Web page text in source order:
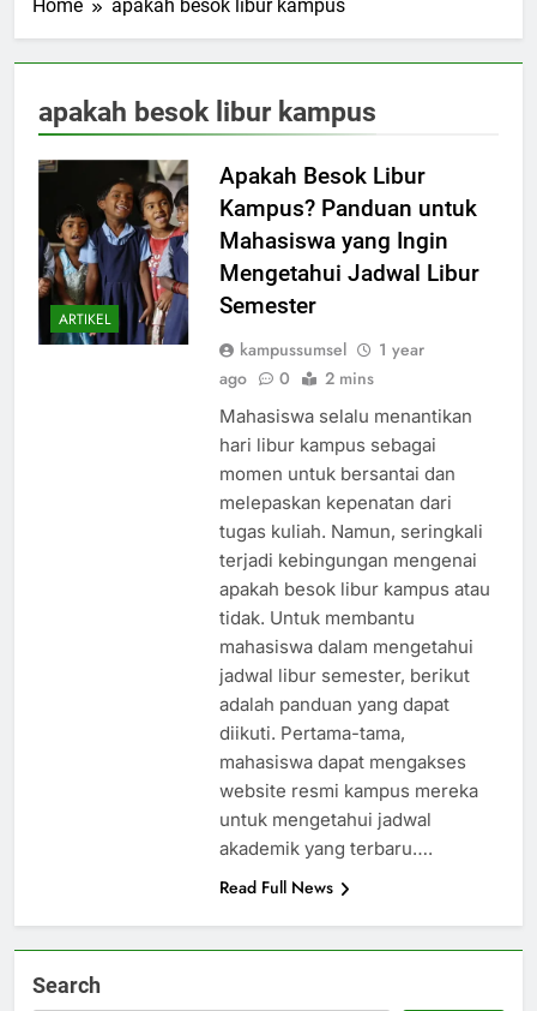
Home apakah besok libur kampus
apakah besok libur kampus
ARTIKEL
Apakah Besok Libur
Kampus? Panduan untuk
Mahasiswa yang Ingin
Mengetahui Jadwal Libur
Semester
kampussumsel
1 year
ago
0 2 mins
Mahasiswa selalu menantikan
hari libur kampus sebagai
momen untuk bersantai dan
melepaskan kepenatan dari
tugas kuliah. Namun, seringkali
terjadi kebingungan mengenai
apakah besok libur kampus atau
tidak. Untuk membantu
mahasiswa dalam mengetahui
jadwal libur semester, berikut
adalah panduan yang dapat
diikuti. Pertama-tama,
mahasiswa dapat mengakses
website resmi kampus mereka
untuk mengetahui jadwal
akademik yang terbaru….
Read Full News
Search